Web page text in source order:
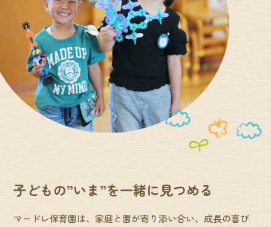
子どもの”いま”を一緒に見つめる
マードレ保育園は、家庭と園が寄り添い合い、成長の喜び